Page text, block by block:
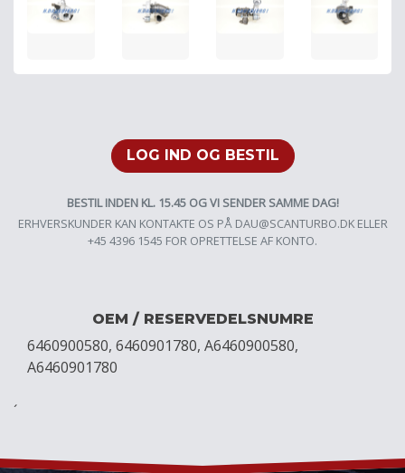
LOG IND OG BESTIL
BESTIL INDEN KL. 15.45 OG VI SENDER SAMME DAG!
ERHVERSKUNDER KAN KONTAKTE OS PÅ DAU@SCANTURBO.DKELLER
+45 4396 1545 FOR OPRETTELSE AF KONTO.
OEM / RESERVEDELSNUMRE
6460900580, 6460901780, A6460900580,
A6460901780
´